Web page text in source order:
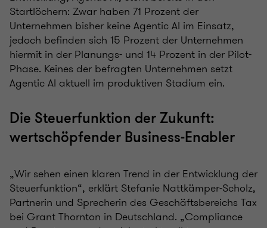
Startlöchern: Zwar haben 71 Prozent der
Unternehmen bisher keine Agentic AI im Einsatz,
jedoch befinden sich 15 Prozent der Unternehmen
hiermit in der Planungs- und 14 Prozent in der Pilot-
Phase. Keines der befragten Unternehmen setzt
Agentic AI aktuell im produktiven Stadium ein.
Die Steuerfunktion der Zukunft:
wertschöpfender Business-Enabler
„Wir sehen einen klaren Trend in der Entwicklung der
Steuerfunktion“, erklärt Stefanie Nattkämper-Scholz,
Partnerin und Sprecherin des Geschäftsbereichs Tax
bei Grant Thornton in Deutschland. „Compliance